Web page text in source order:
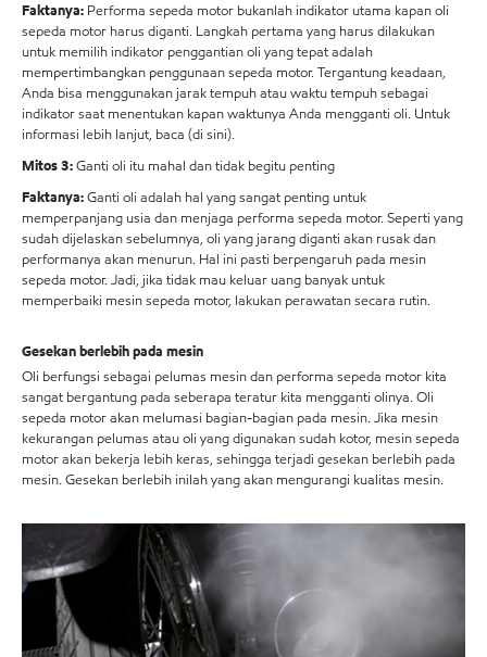
Faktanya: Performa sepeda motor bukanlah indikator utama kapan oli
sepeda motor harus diganti. Langkah pertama yang harus dilakukan
untuk memilih indikator penggantian oli yang tepat adalah
mempertimbangkan penggunaan sepeda motor. Tergantung keadaan,
Anda bisa menggunakan jarak tempuh atau waktu tempuh sebagai
indikator saat menentukan kapan waktunya Anda mengganti oli. Untuk
informasi lebih lanjut, baca (di sini).
Mitos 3:Ganti oli itu mahal dan tidak begitu penting
Faktanya:Ganti oli adalah hal yang sangat penting untuk
memperpanjang usia dan menjaga performa sepeda motor. Seperti yang
sudah dijelaskan sebelumnya, oli yang jarang diganti akan rusak dan
performanya akan menurun. Hal ini pasti berpengaruh pada mesin
sepeda motor. Jadi, jika tidak mau keluar uang banyak untuk
memperbaiki mesin sepeda motor, lakukan perawatan secara rutin.
Gesekan berlebih pada mesin
Oli berfungsi sebagai pelumas mesin dan performa sepeda motor kita
sangat bergantung pada seberapa teratur kita mengganti olinya. Oli
sepeda motor akan melumasi bagian-bagian pada mesin. Jika mesin
kekurangan pelumas atau oli yang digunakan sudah kotor, mesin sepeda
motor akan bekerja lebih keras, sehingga terjadi gesekan berlebih pada
mesin. Gesekan berlebih inilah yang akan mengurangi kualitas mesin.